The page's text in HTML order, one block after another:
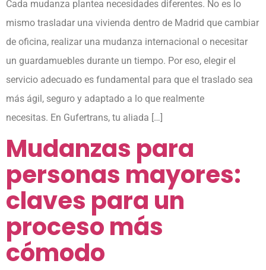
Cada mudanza plantea necesidades diferentes. No es lo
mismo trasladar una vivienda dentro de Madrid que cambiar
de oficina, realizar una mudanza internacional o necesitar
un guardamuebles durante un tiempo. Por eso, elegir el
servicio adecuado es fundamental para que el traslado sea
más ágil, seguro y adaptado a lo que realmente
necesitas. En Gufertrans, tu aliada […]
Mudanzas para
personas mayores:
claves para un
proceso más
cómodo